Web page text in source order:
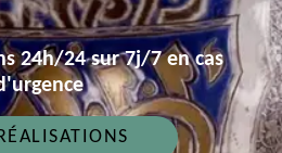
24h/24 sur 7j/7 en cas